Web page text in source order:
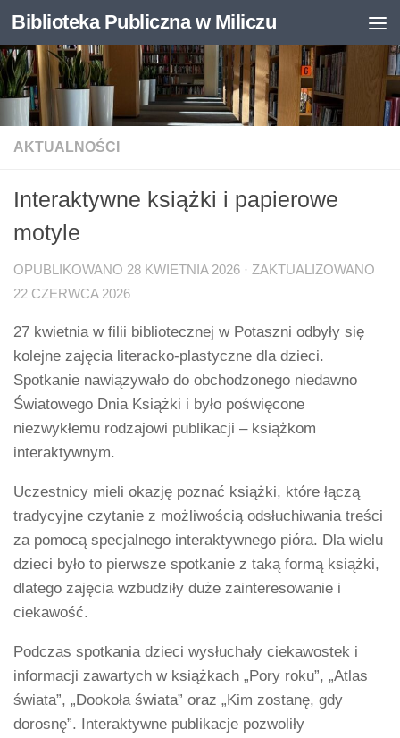
Otwórz pasek narzędzi
Skip to content
Biblioteka Publiczna w Miliczu
AKTUALNOŚCI
Interaktywne książki i papierowe
motyle
OPUBLIKOWANO 28 KWIETNIA 2026 · ZAKTUALIZOWANO
22 CZERWCA 2026
27 kwietnia w filii bibliotecznej w Potaszni odbyły się
kolejne zajęcia literacko-plastyczne dla dzieci.
Spotkanie nawiązywało do obchodzonego niedawno
Światowego Dnia Książki i było poświęcone
niezwykłemu rodzajowi publikacji – książkom
interaktywnym.
Uczestnicy mieli okazję poznać książki, które łączą
tradycyjne czytanie z możliwością odsłuchiwania treści
za pomocą specjalnego interaktywnego pióra. Dla wielu
dzieci było to pierwsze spotkanie z taką formą książki,
dlatego zajęcia wzbudziły duże zainteresowanie i
ciekawość.
Podczas spotkania dzieci wysłuchały ciekawostek i
informacji zawartych w książkach „Pory roku”, „Atlas
świata”, „Dookoła świata” oraz „Kim zostanę, gdy
dorosnę”. Interaktywne publikacje pozwoliły